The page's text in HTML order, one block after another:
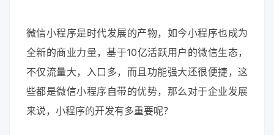
微信小程序是时代发展的产物，如今小程序也成为
全新的商业力量，基于10亿活跃用户的微信生态，
不仅流量大，入口多，而且功能强大还很便捷，这
些都是微信小程序自带的优势，那么对于企业发展
来说，小程序的开发有多重要呢？